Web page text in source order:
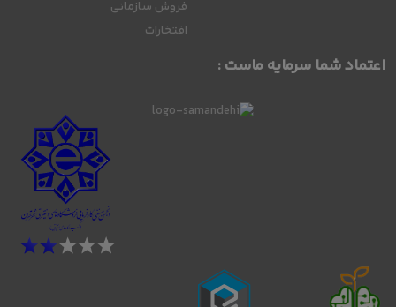
فروش سازمانی
افتخارات
اعتماد شما سرمایه ماست :